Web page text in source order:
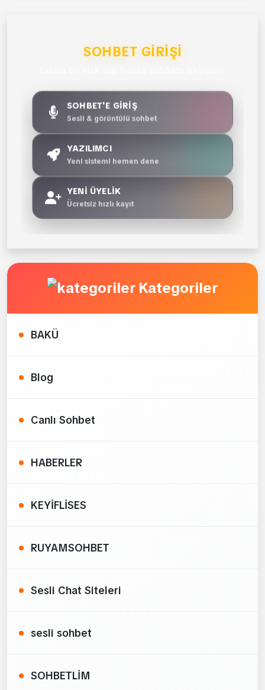
SOHBET GIRIŞI
SOHBET'E GİRİŞ
Sesli & görüntülü sohbet
YAZILIMCI
Yeni sistemi hemen dene
YENİ ÜYELİK
Ücretsiz hızlı kayıt
Kategoriler
BAKÜ
Blog
Canlı Sohbet
HABERLER
KEYİFLİSES
RUYAMSOHBET
Sesli Chat Siteleri
sesli sohbet
SOHBETLİM